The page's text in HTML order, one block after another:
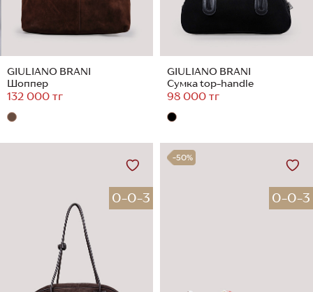
GIULIANO BRANI
Шоппер
132 000 тг
GIULIANO BRANI
Сумка top-handle
98 000 тг
0-0-3
-50%
0-0-3